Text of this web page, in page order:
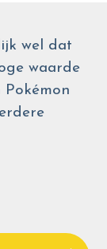
wel dat
waarde
Pokémon